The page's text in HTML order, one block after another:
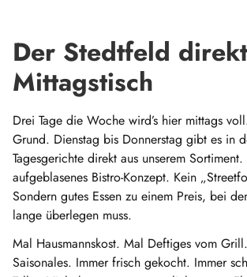
Der Stedtfeld direkt
Mittagstisch
Drei Tage die Woche wird’s hier mittags
Grund. Dienstag bis Donnerstag gibt es in
Tagesgerichte direkt aus unserem
aufgeblasenes Bistro-Konzept. Kein
Sondern gutes Essen zu einem Preis, bei
lange überlegen muss.
Mal Hausmannskost. Mal Deftiges vom
Saisonales. Immer frisch gekocht. Immer